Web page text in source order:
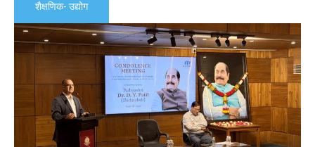
शैक्षणिक- उद्योग